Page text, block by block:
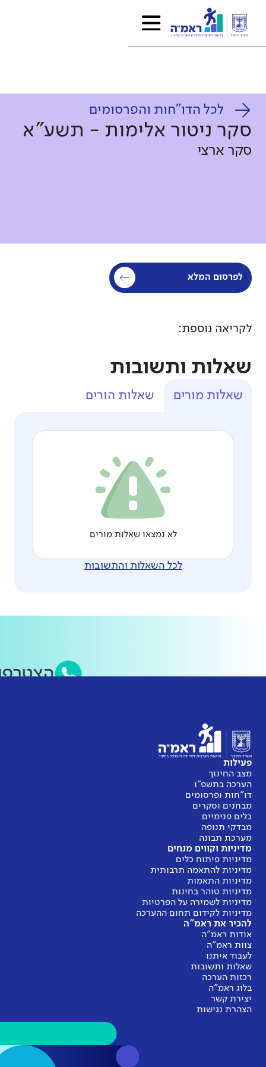
לכל הדו"חות והפרסומים
סקר ניטור אלימות - תשע"א
סקר ארצי
לפרסום המלא
לקריאה נוספת:
שאלות ותשובות
שאלות מורים שאלות הורים
לא נמצאו שאלות מורים
לכל השאלות והתשובות
פעילות
מצב החינוך
הערכה בתשפ"ו
דו"חות ופרסומים
מבחנים וסקרים
כלים פנימיים
מבדקי תנופה
מערכת תבונה
מדיניות וקווים מנחים
מדיניות פיתוח כלים
מדיניות להתאמה תרבותית
מדיניות התאמות
מדיניות טוהר בחינות
מדיניות לשמירה על הפרטיות
מדיניות לקידום תחום ההערכה
להכיר את ראמ"ה
אודות ראמ"ה
צוות ראמ"ה
לעבוד איתנו
שאלות ותשובות
רכזות הערכה
בלוג ראמ"ה
יצירת קשר
הצהרת נגישות